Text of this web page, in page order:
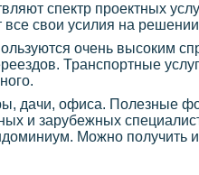
спектр проектных
свои усилия на
очень высоким
Транспортные
дачи, офиса. Полезные
и зарубежных
Можно